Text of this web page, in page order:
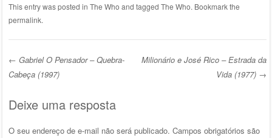
This entry was posted in The Who and tagged The Who. Bookmark the
permalink.
Post navigation
← Gabriel O Pensador – Quebra-
Cabeça (1997)
Milionário e José Rico – Estrada da
Vida (1977) →
Deixe uma resposta
O seu endereço de e-mail não será publicado. Campos obrigatórios são